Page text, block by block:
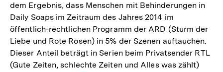
Fußnote
Auflösung
der
Fußnote
dem Ergebnis, dass Menschen mit Behinderungen in
Daily Soaps im Zeitraum des Jahres 2014 im
öffentlich-rechtlichen Programm der ARD (Sturm der
Liebe und Rote Rosen) in 5% der Szenen auftauchen.
Dieser Anteil beträgt in Serien beim Privatsender RTL
(Gute Zeiten, schlechte Zeiten und Alles was zählt)